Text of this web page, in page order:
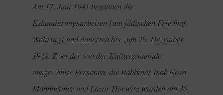
Am 17. Juni 1941 begannen die
Exhumierungsarbeiten [am jüdischen Friedhof
Währing] und dauerten bis zum 29. Dezember
1941. Zwei der von der Kultusgemeinde
ausgewählte Personen, die Rabbiner Isak Nosa
Mannheimer und Lazar Horwitz wurden am 30.